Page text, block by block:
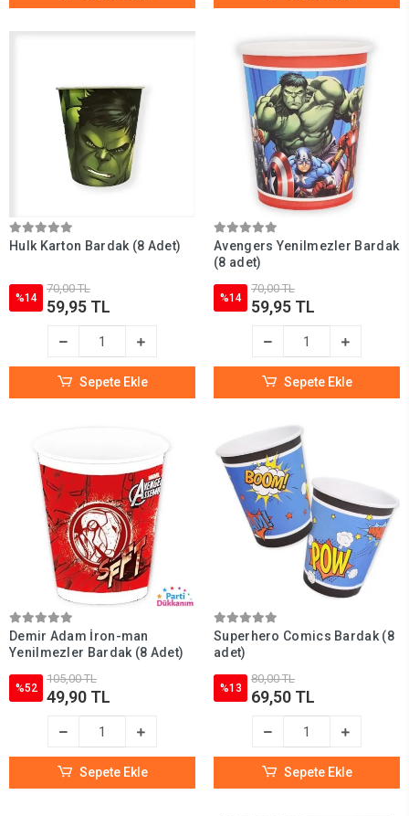
Hulk Karton Bardak (8 Adet)
%14
70,00 TL
59,95 TL
Sepete Ekle
Avengers Yenilmezler Bardak
(8 adet)
%14
70,00 TL
59,95 TL
Sepete Ekle
Demir Adam İron-man
Yenilmezler Bardak (8 Adet)
%52
105,00 TL
49,90 TL
Sepete Ekle
Superhero Comics Bardak (8
adet)
%13
80,00 TL
69,50 TL
Sepete Ekle